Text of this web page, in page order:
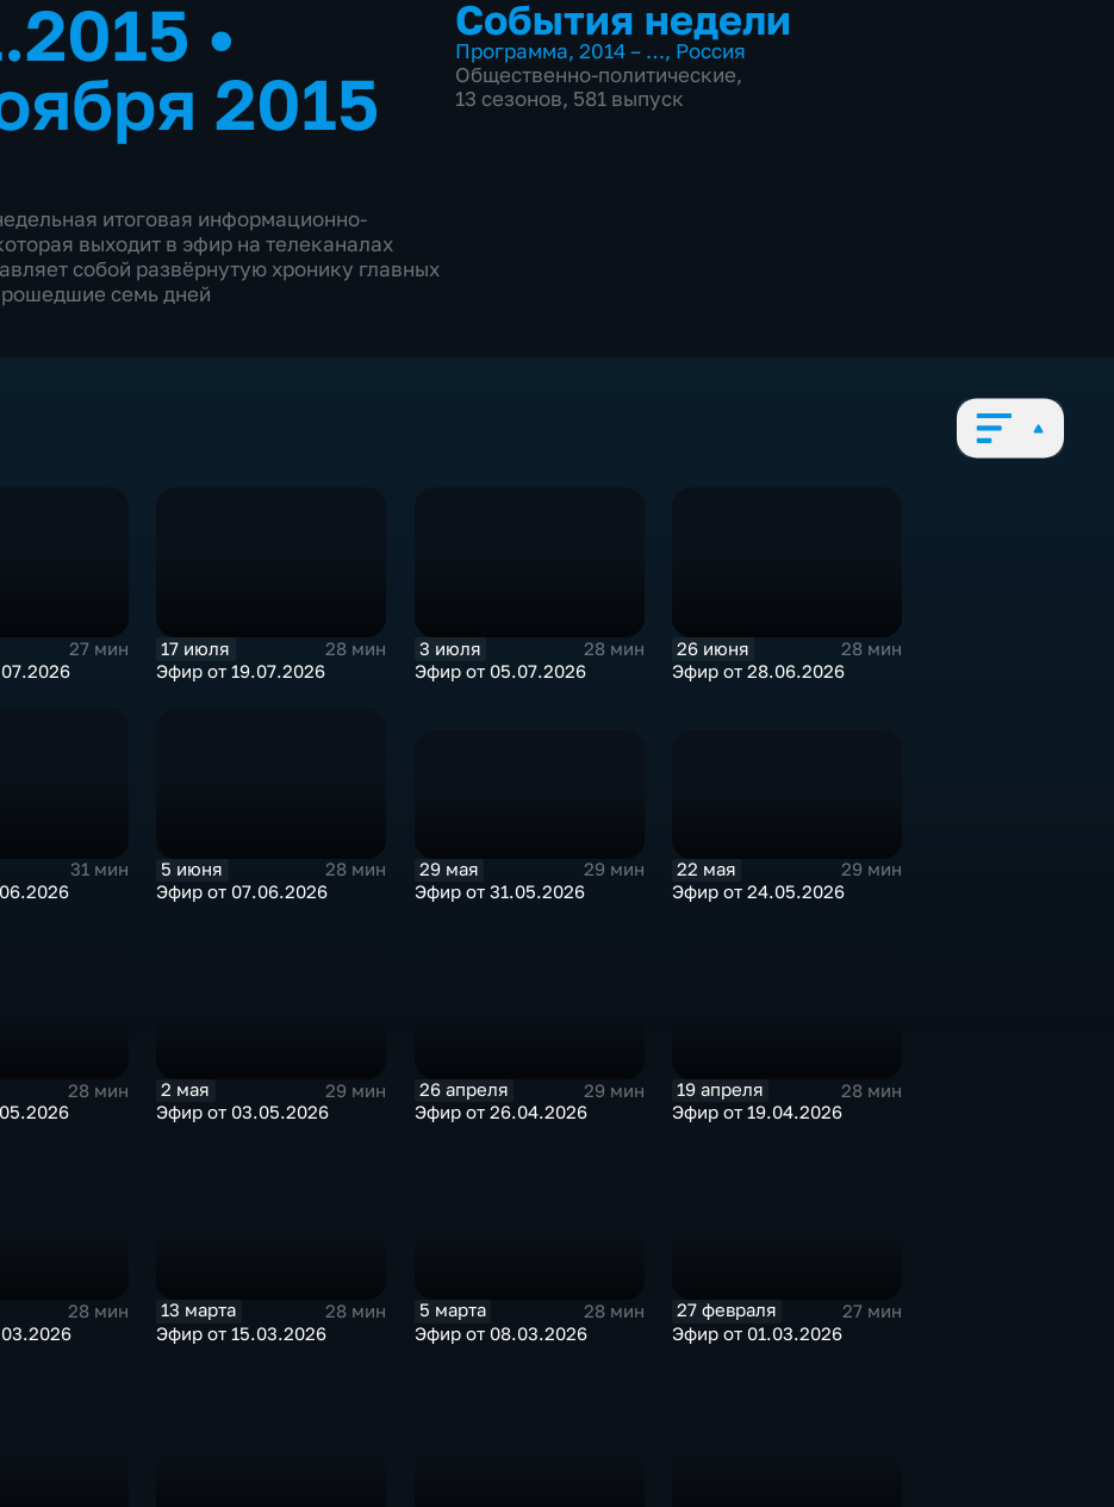
•
2015
итоговая информационно-
выходит в эфир на телеканалах
собой развёрнутую хронику главных
семь дней
События недели
Программа, 2014 – …, Россия
Общественно-политические,
13 сезонов, 581 выпуск
27 мин
17 июля
28 мин
Эфир от 19.07.2026
3 июля
28 мин
Эфир от 05.07.2026
26 июня
28 мин
Эфир от 28.06.2026
31 мин
5 июня
28 мин
Эфир от 07.06.2026
29 мая
29 мин
Эфир от 31.05.2026
22 мая
29 мин
Эфир от 24.05.2026
28 мин
2 мая
29 мин
Эфир от 03.05.2026
26 апреля
29 мин
Эфир от 26.04.2026
19 апреля
28 мин
Эфир от 19.04.2026
28 мин
13 марта
28 мин
Эфир от 15.03.2026
5 марта
28 мин
Эфир от 08.03.2026
27 февраля
27 мин
Эфир от 01.03.2026